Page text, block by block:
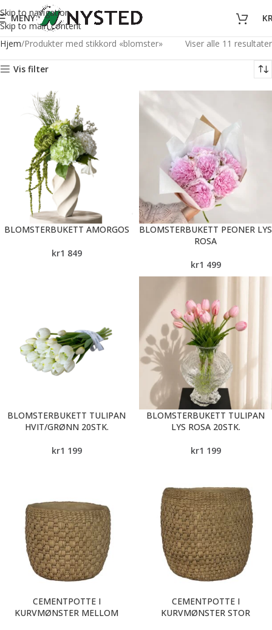
Skip to navigation
Skip to main content
MENY
Hjem Produkter med stikkord «blomster» Viser alle 11 resultater
Vis filter
BLOMSTERBUKETT AMORGOS
kr1 849
BLOMSTERBUKETT PEONER LYS
ROSA
kr1 499
BLOMSTERBUKETT TULIPAN
HVIT/GRØNN 20STK.
kr1 199
BLOMSTERBUKETT TULIPAN
LYS ROSA 20STK.
kr1 199
CEMENTPOTTE I
KURVMØNSTER MELLOM
CEMENTPOTTE I
KURVMØNSTER STOR